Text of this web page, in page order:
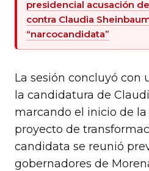
presidencial acusación
contra Claudia
“narcocandidata”
La sesión concluyó con
la candidatura de
marcando el inicio de
proyecto de
candidata se reunió
gobernadores de